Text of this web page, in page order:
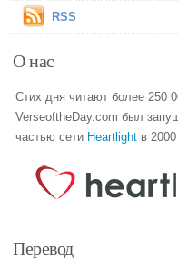
RSS
О нас
Стих дня читают более 250
VerseoftheDay.com был
частью сети Heartlight в 2000
Перевод